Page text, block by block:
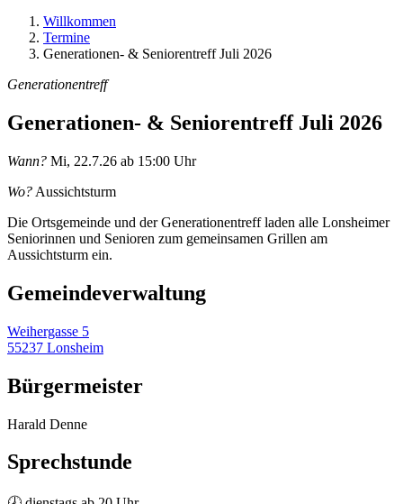
Willkommen
Termine
Generationen- & Seniorentreff Juli 2026
Generationentreff
Generationen- & Seniorentreff Juli 2026
Wann? Mi, 22.7.26 ab 15:00 Uhr
Wo? Aussichtsturm
Die Ortsgemeinde und der Generationentreff laden alle Lonsheimer
Seniorinnen und Senioren zum gemeinsamen Grillen am
Aussichtsturm ein.
Gemeinde­verwaltung
Weihergasse 5
55237 Lonsheim
Bürgermeister
Harald Denne
Sprechstunde